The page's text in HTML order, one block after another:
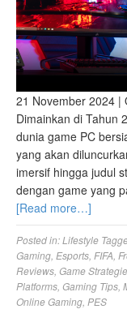
21 November 2024 |
Dimainkan di Tahun
dunia game PC
yang akan
imersif hingga judul
dengan game yang
[Read more…]
Posted in:Lifestyle
Gaming Esports FIFA
Reviews Game
Platforms Gaming Tips
Online Gaming PES